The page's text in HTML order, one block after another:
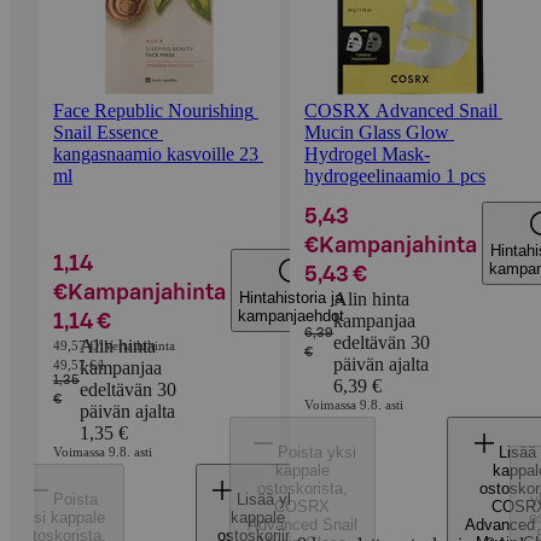
Face Republic Nourishing
Snail Essence
kangasnaamio kasvoille 23
ml
1,14
€ Kampanjahinta
1,14 €
Hintahistoria ja
kampanjaehdot
1,35
€
Alin hinta
kampanjaa
edeltävän 30
päivän ajalta
1,35 €
49,57 €/lVertailuhinta
49,57 €/l
Voimassa 9.8. asti
Poista
yksi kappale
ostoskorista
Lisää yksi
kappale
ostoskoriin ,
COSRX Advanced Snail
Mucin Glass Glow
Hydrogel Mask-
hydrogeelinaamio 1 pcs
5,43
€ Kampanjahinta
5,43 €
6,39
€
Alin hinta
kampanjaa
edeltävän 30
päivän ajalta
6,39 €
Voimassa 9.8. asti
Poista yksi
kappale
ostoskorista
COSRX
Advanced Snail
Advanced